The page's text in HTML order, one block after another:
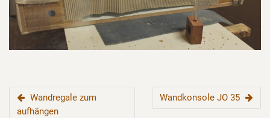
BEITRAGSNAVIGATIONWandregale zum
aufhängen
Wandkonsole JO 35